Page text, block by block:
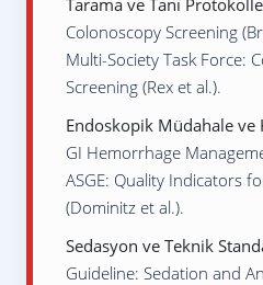
Tarama ve Tanı
Colonoscopy Screening
Multi-Society Task Force:
Screening (Rex et al.).
Endoskopik Müdahale ve
GI Hemorrhage
ASGE: Quality Indicators
(Dominitz et al.).
Sedasyon ve Teknik
Guideline: Sedation and